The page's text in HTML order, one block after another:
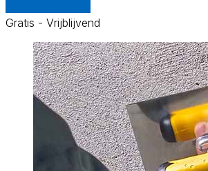
Gratis - Vrijblijvend